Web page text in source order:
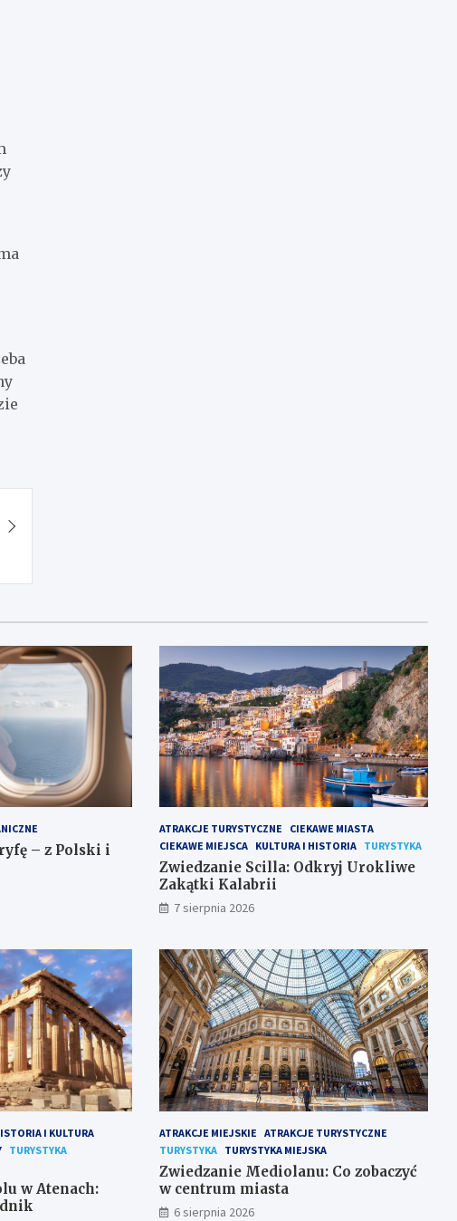
– z Polski i
ATRAKCJE TURYSTYCZNE
CIEKAWE MIASTA
CIEKAWE MIEJSCA
KULTURA I HISTORIA TURYSTYKA
Zwiedzanie Scilla: Odkryj Urokliwe
Zakątki Kalabrii
7 sierpnia 2026
I KULTURA
TURYSTYKA
w Atenach:
ATRAKCJE MIEJSKIE ATRAKCJE TURYSTYCZNE
TURYSTYKA
TURYSTYKA MIEJSKA
Zwiedzanie Mediolanu: Co zobaczyć
w centrum miasta
6 sierpnia 2026